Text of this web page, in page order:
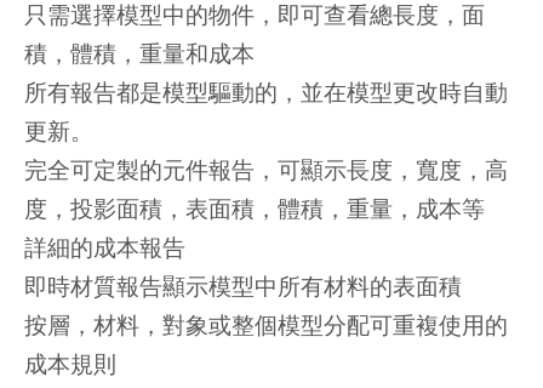
只需選擇模型中的物件，即可查看總長度，面
積，體積，重量和成本
所有報告都是模型驅動的，並在模型更改時自動
更新。
完全可定製的元件報告，可顯示長度，寬度，高
度，投影面積，表面積，體積，重量，成本等
詳細的成本報告
即時材質報告顯示模型中所有材料的表面積
按層，材料，對象或整個模型分配可重複使用的
成本規則